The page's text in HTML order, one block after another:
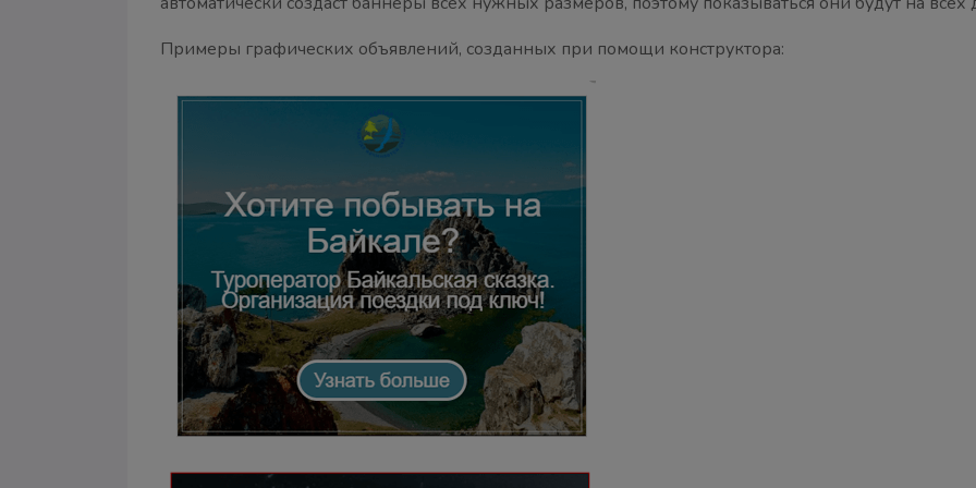
Примеры графических объявлений, созданных при помощи конструктора: